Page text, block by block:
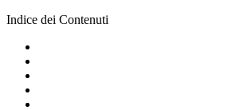
Indice dei Contenuti